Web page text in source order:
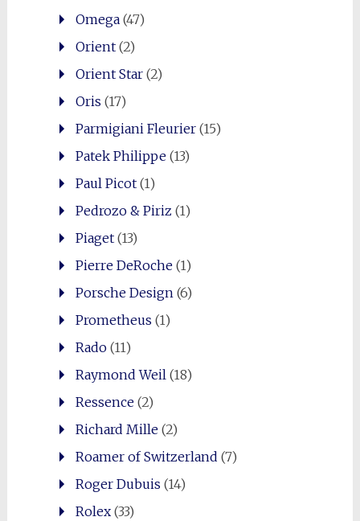
Omega(47)
Orient(2)
Orient Star(2)
Oris (17)
Parmigiani Fleurier(15)
Patek Philippe(13)
Paul Picot(1)
Pedrozo & Piriz (1)
Piaget(13)
Pierre DeRoche(1)
Porsche Design (6)
Prometheus (1)
Rado(11)
Raymond Weil (18)
Ressence(2)
Richard Mille(2)
Roamer of Switzerland (7)
Roger Dubuis (14)
Rolex(33)